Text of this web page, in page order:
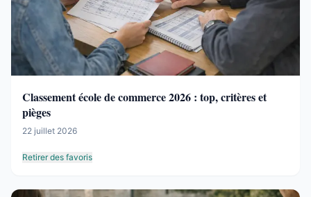
Classement école de commerce 2026 : top, critères et
pièges
22 juillet 2026
Retirer des favoris